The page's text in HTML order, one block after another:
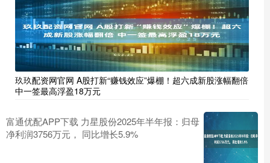
玖玖配资网官网 A股打新“赚钱效应”爆棚！超六成新股涨幅翻倍
中一签最高浮盈18万元
富通优配APP下载 力星股份2025年半年报：归母
净利润3756万元， 同比增长5.9%